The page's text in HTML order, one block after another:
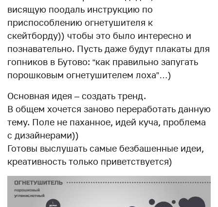
висящую поодаль инструкцию по
приспособлению огнетушителя к
скейтборду)) чтобы это было интересно и
познавательно. Пусть даже будут плакаты для
гопников в Бутово: “как правильно запугать
порошковым огнетушителем лоха”…)
Основная идея – создать тренд.
В общем хочется заново переработать данную
тему. Поле не паханное, идей куча, проблема
с дизайнерами))
Готовы выслушать самые безбашенные идеи,
креативность только приветствуется)